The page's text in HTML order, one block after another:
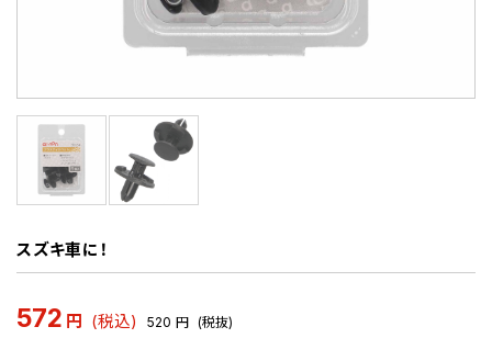
スズキ車に！
572 円 (税込) 520 円 (税抜)